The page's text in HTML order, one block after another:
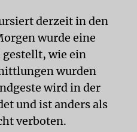
derzeit in den
wurde eine
gestellt, wie ein
wurden
wird in der
und ist anders als
verboten.